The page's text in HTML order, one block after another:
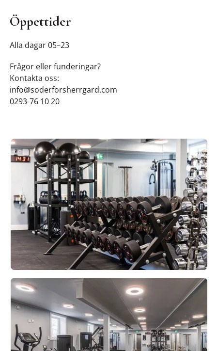
Öppettider
Alla dagar 05–23
Frågor eller funderingar?
Kontakta oss:
info@soderforsherrgard.com
0293-76 10 20